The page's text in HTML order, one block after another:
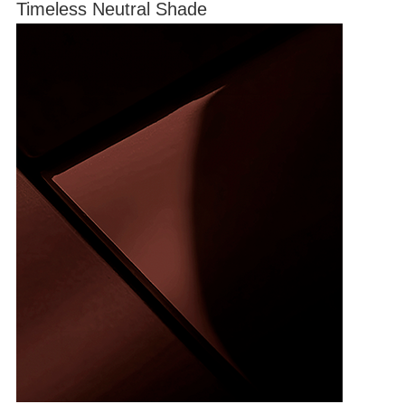
Timeless Neutral Shade